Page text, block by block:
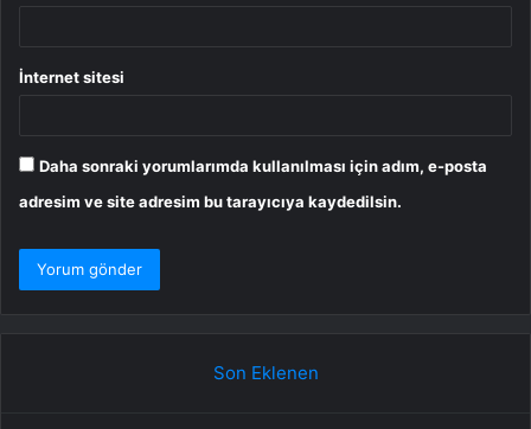
İnternet sitesi
Daha sonraki yorumlarımda kullanılması için adım, e-posta
adresim ve site adresim bu tarayıcıya kaydedilsin.
Son Eklenen